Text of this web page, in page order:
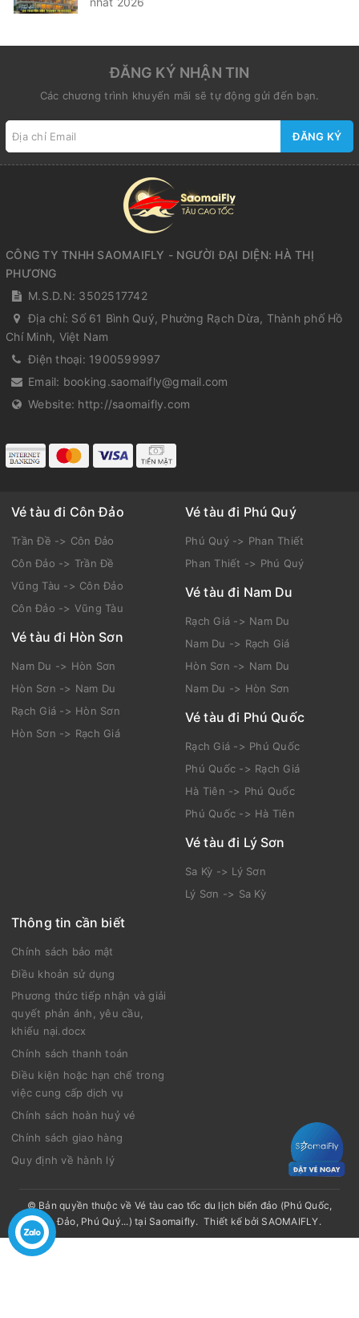
ĐĂNG KÝ NHẬN TIN
Các chương trình khuyến mãi sẽ tự động gửi đến bạn.
ĐĂNG KÝ
CÔNG TY TNHH SAOMAIFLY - NGƯỜI ĐẠI DIỆN: HÀ THỊ
PHƯƠNG
M.S.D.N: 3502517742
Địa chỉ: Số 61 Bình Quý, Phường Rạch Dừa, Thành phố Hồ
Chí Minh, Việt Nam
Điện thoại: 1900599997
Email: booking.saomaifly@gmail.com
Website: http://saomaifly.com
Vé tàu đi Côn Đảo
Trần Đề -> Côn Đảo
Côn Đảo -> Trần Đề
Vũng Tàu -> Côn Đảo
Côn Đảo -> Vũng Tàu
Vé tàu đi Hòn Sơn
Nam Du -> Hòn Sơn
Hòn Sơn -> Nam Du
Rạch Giá -> Hòn Sơn
Hòn Sơn -> Rạch Giá
Vé tàu đi Phú Quý
Phú Quý -> Phan Thiết
Phan Thiết -> Phú Quý
Vé tàu đi Nam Du
Rạch Giá -> Nam Du
Nam Du -> Rạch Giá
Hòn Sơn -> Nam Du
Nam Du -> Hòn Sơn
Vé tàu đi Phú Quốc
Rạch Giá -> Phú Quốc
Phú Quốc -> Rạch Giá
Hà Tiên -> Phú Quốc
Phú Quốc -> Hà Tiên
Vé tàu đi Lý Sơn
Sa Kỳ -> Lý Sơn
Lý Sơn -> Sa Kỳ
Thông tin cần biết
Chính sách bảo mật
Điều khoản sử dụng
Phương thức tiếp nhận và giải
quyết phản ánh, yêu cầu,
khiếu nại.docx
Chính sách thanh toán
Điều kiện hoặc hạn chế trong
việc cung cấp dịch vụ
Chính sách hoàn huỷ vé
Chính sách giao hàng
Quy định về hành lý
© Bản quyền thuộc về Vé tàu cao tốc du lịch biển đảo (Phú Quốc,
Côn Đảo, Phú Quý...) tại Saomaifly.Thiết kế bởi SAOMAIFLY.